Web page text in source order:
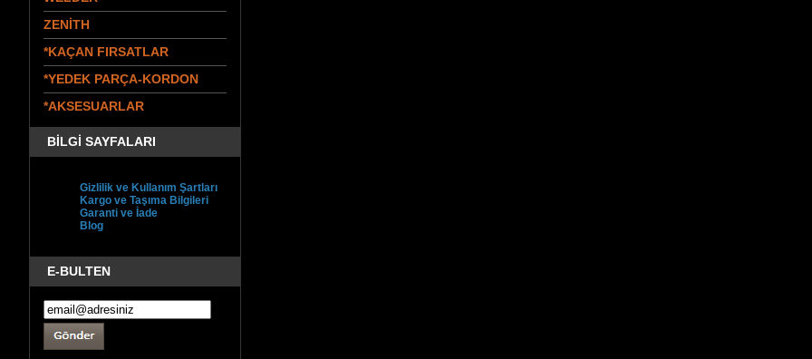
ZENİTH
*KAÇAN FIRSATLAR
*YEDEK PARÇA-KORDON
*AKSESUARLAR
BİLGİ SAYFALARI
Gizlilik ve Kullanım Şartları
Kargo ve Taşıma Bilgileri
Garanti ve İade
Blog
E-BULTEN